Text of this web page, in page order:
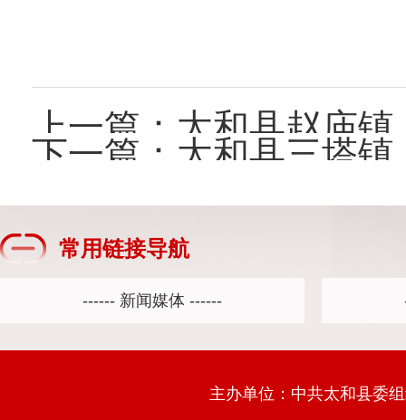
上一篇： 太和县赵庙
下一篇： 太和县三塔镇：抓实
常用链接导航
主办单位：中共太和县委